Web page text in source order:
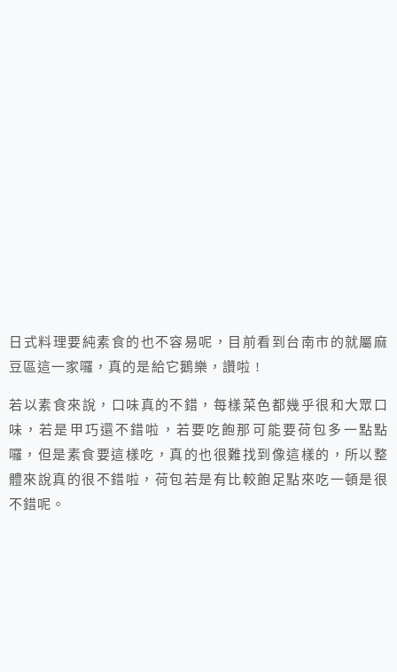
日式料理要純素食的也不容易呢，目前看到台南市的就屬麻
豆區這一家囉，真的是給它鵝樂，讚啦 !
若以素食來說，口味真的不錯，每樣菜色都幾乎很和大眾口
味，若是甲巧還不錯啦，若要吃飽那可能要荷包多一點點
囉，但是素食要這樣吃，真的也很難找到像這樣的，所以整
體來說真的很不錯啦，荷包若是有比較飽足點來吃一頓是很
不錯呢。